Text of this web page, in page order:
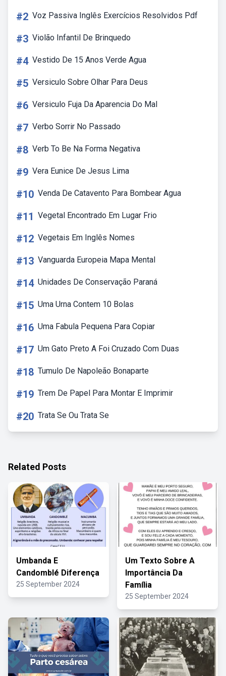
#2 Voz Passiva Inglês Exercícios Resolvidos Pdf
#3 Violão Infantil De Brinquedo
#4 Vestido De 15 Anos Verde Agua
#5 Versiculo Sobre Olhar Para Deus
#6 Versiculo Fuja Da Aparencia Do Mal
#7 Verbo Sorrir No Passado
#8 Verb To Be Na Forma Negativa
#9 Vera Eunice De Jesus Lima
#10 Venda De Catavento Para Bombear Agua
#11 Vegetal Encontrado Em Lugar Frio
#12 Vegetais Em Inglês Nomes
#13 Vanguarda Europeia Mapa Mental
#14 Unidades De Conservação Paraná
#15 Uma Urna Contem 10 Bolas
#16 Uma Fabula Pequena Para Copiar
#17 Um Gato Preto A Foi Cruzado Com Duas
#18 Tumulo De Napoleão Bonaparte
#19 Trem De Papel Para Montar E Imprimir
#20 Trata Se Ou Trata Se
Related Posts
Umbanda E
Candomblé Diferença
25 September 2024
Um Texto Sobre A
Importância Da
Família
25 September 2024